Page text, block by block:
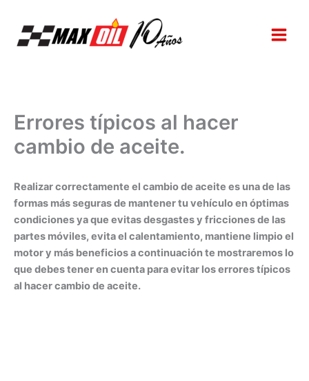
contenido
Errores típicos al hacer
cambio de aceite.
Realizar correctamente el cambio de aceite es una de las
formas más seguras de mantener tu vehículo en óptimas
condiciones ya que evitas desgastes y fricciones de las
partes móviles, evita el calentamiento, mantiene limpio el
motor y más beneficios a continuación te mostraremos lo
que debes tener en cuenta para evitar los errores típicos
al hacer cambio de aceite.